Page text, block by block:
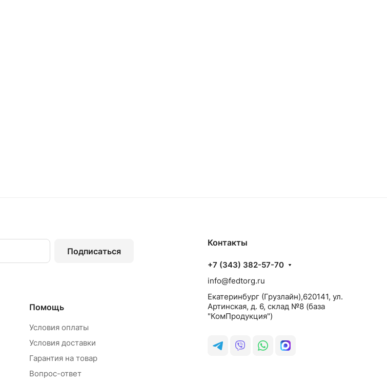
Подписаться
Помощь
Условия оплаты
Условия доставки
Гарантия на товар
Вопрос-ответ
Контакты
+7 (343) 382-57-70
info@fedtorg.ru
Екатеринбург (Грузлайн),620141, ул.
Артинская, д. 6, склад №8 (база
"КомПродукция")